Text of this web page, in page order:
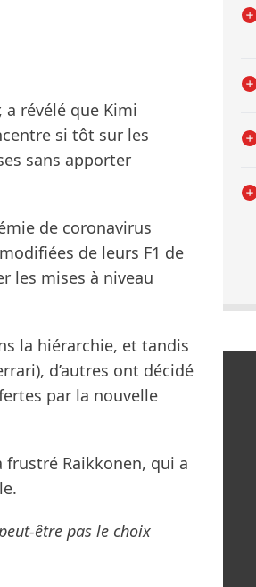
a révélé que Kimi
si tôt sur les
sans apporter
de coronavirus
de leurs F1 de
les mises à niveau
la hiérarchie, et tandis
d’autres ont décidé
par la nouvelle
Raikkonen, qui a
être pas le choix